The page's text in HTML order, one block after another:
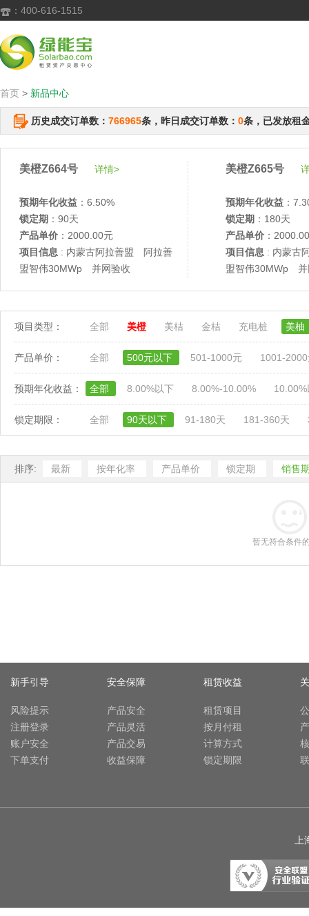
 ：400-616-1515
首页 > 新品中心
历史成交订单数： 766965条，昨日成交订单数： 0条，已发放租
美橙Z664号 详情>
预期年化收益 ：6.50%
锁定期 ：90天
产品单价 ：2000.00元
项目信息 : 内蒙古阿拉善盟 阿拉善
盟智伟30MWp 并网验收
美橙Z665号
预期年化收益 ：
锁定期 ：180天
产品单价 ：
项目信息 : 内蒙古
盟智伟30MWp 并
项目类型： 全部 美橙 美桔 金桔 充电桩 美柚
产品单价： 全部 500元以下 501-1000元 1001-
预期年化收益： 全部 8.00%以下 8.00%-10.00%
锁定期限： 全部 90天以下 91-180天 181-360天
排序: 最新 按年化率 产品单价 锁定期 销售
暂无符合条件
新手引导
风险提示
注册登录
账户安全
下单支付
安全保障
产品安全
产品灵活
产品交易
收益保障
租赁收益
租赁项目
按月付租
计算方式
锁定期限